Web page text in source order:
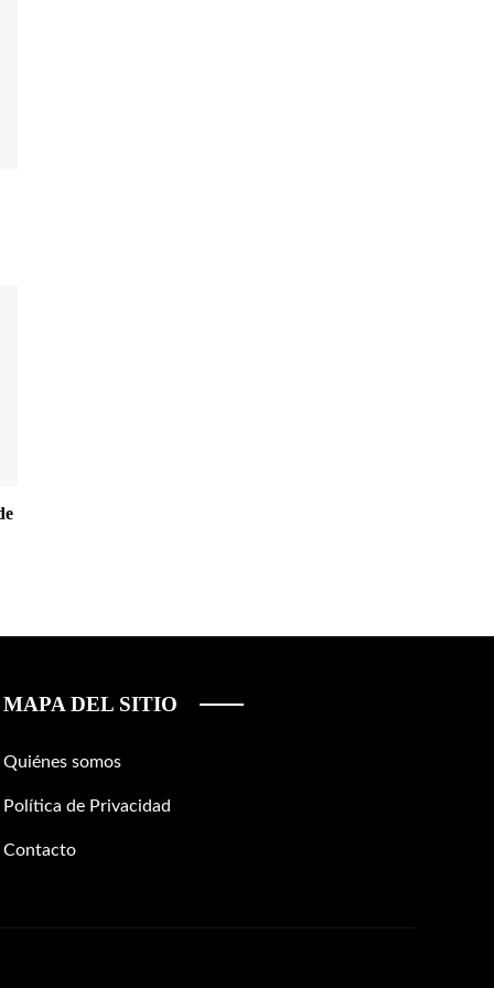
MAPA DEL SITIO
Quiénes somos
Política de Privacidad
Contacto